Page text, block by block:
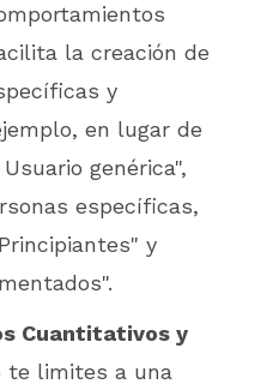
la creación de
y
en lugar de
genérica",
específicas,
y
Cuantitativos y
te limites a una